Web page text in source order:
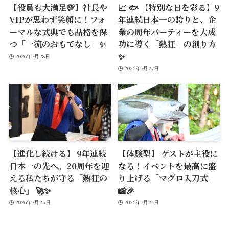
【役員も大満足💯】社長や
VIPが思わず笑顔に！フォ
ーマルな式典でも品格を保
つ「一流のおもてなし」✨
2026年7月28日
📈 🐟 【特別な日を彩る】9
年連続日本一の誇りと、企
業の周年パーティーを大成
功に導く「熱狂」の創り方
✨
2026年7月27日
【進化し続ける】 9年連続
日本一の先へ。20周年を迎
える私たちが守る「熱狂の
核心」 🚀✨
2026年7月25日
【体験型】 ゲストが主役に
なる！イベントを最高に盛
り上げる「マグロ入刀式」
📸🎉
2026年7月24日